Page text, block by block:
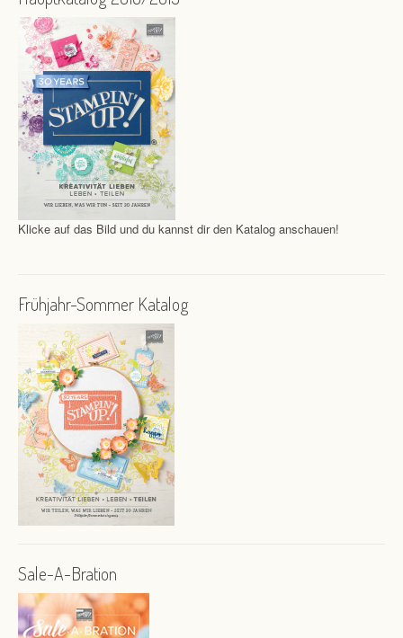
Klicke auf das Bild und du kannst dir den Katalog anschauen!
Frühjahr-Sommer Katalog
Sale-A-Bration